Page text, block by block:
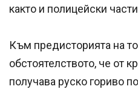
както и полицейски
Към предисторията на
обстоятелството, че от
получава руско гориво